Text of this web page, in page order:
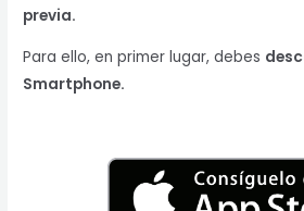
previa.
Para ello, en primer lugar, debes
Smartphone.